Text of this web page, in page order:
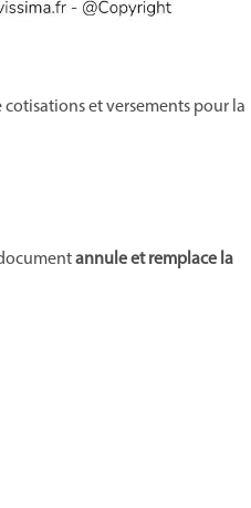
et versements pour la
documentannule et remplace la